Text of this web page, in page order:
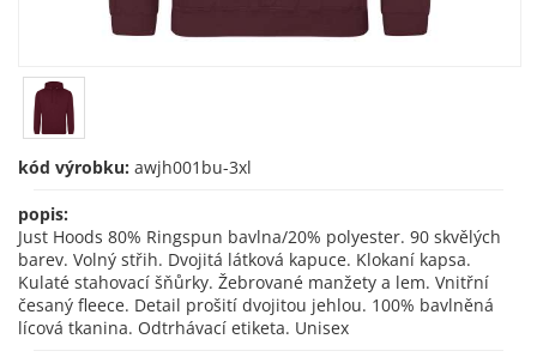
kód výrobku: awjh001bu-3xl
popis:
Just Hoods 80% Ringspun bavlna/20% polyester. 90 skvělých
barev. Volný střih. Dvojitá látková kapuce. Klokaní kapsa.
Kulaté stahovací šňůrky. Žebrované manžety a lem. Vnitřní
česaný fleece. Detail prošití dvojitou jehlou. 100% bavlněná
lícová tkanina. Odtrhávací etiketa. Unisex